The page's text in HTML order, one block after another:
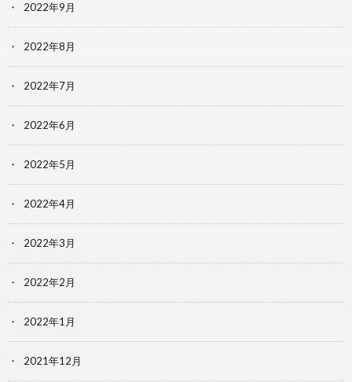
2022年9月
2022年8月
2022年7月
2022年6月
2022年5月
2022年4月
2022年3月
2022年2月
2022年1月
2021年12月